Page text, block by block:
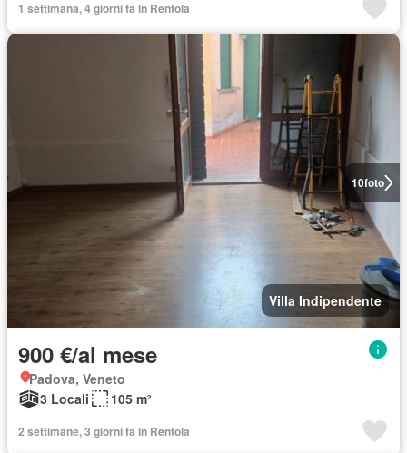
1 settimana, 4 giorni fa in Rentola
10foto
Villa Indipendente
900 €/al mese
Padova, Veneto
3 Locali
105 m²
2 settimane, 3 giorni fa in Rentola